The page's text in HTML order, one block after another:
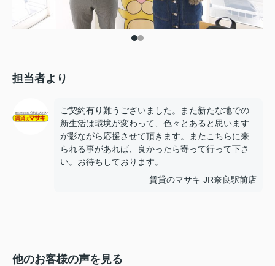
担当者より
ご契約有り難うございました。また新たな地での
新生活は環境が変わって、色々とあると思います
が影ながら応援させて頂きます。またこちらに来
られる事があれば、良かったら寄って行って下さ
い。お待ちしております。
賃貸のマサキ JR奈良駅前店
他のお客様の声を見る